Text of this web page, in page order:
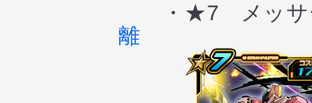
・★7 メッサ
離